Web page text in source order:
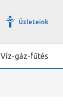
Üzleteink
Víz-gáz-fűtés